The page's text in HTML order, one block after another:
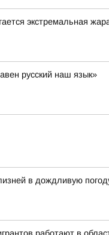
экстремальная
русский наш язык»
в дождливую